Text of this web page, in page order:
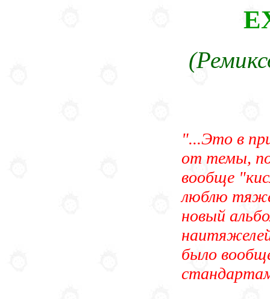
"...Это в
от темы,
вообще
люблю
новый
было